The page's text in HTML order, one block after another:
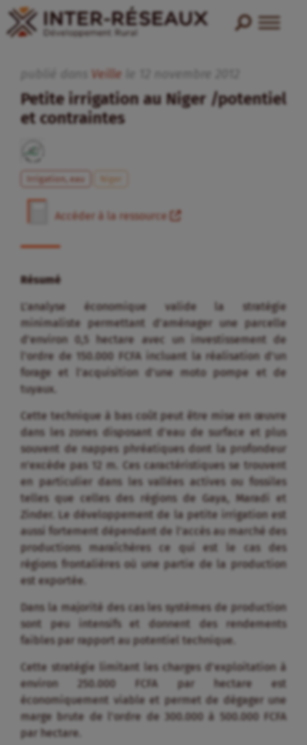
Veille
Petite irrigation au Niger /potentiel
et contraintes
Irrigation, eau Niger
Accéder à la ressource
Résumé
L’analyse économique valide la stratégie
minimaliste permettant d’aménager une parcelle
d’environ 0,5 hectare avec un investissement de
l’ordre de 150.000 FCFA incluant la réalisation d’un
forage et l’acquisition d’une moto pompe et de
tuyaux.
Cette technique à bas coût peut être mise en œuvre
dans les zones disposant d’eau de surface et plus
souvent de nappes phréatiques dont la profondeur
n’excède pas 12 m. Ces caractéristiques se trouvent
en particulier dans les vallées actives ou fossiles
telles que celles des régions de Gaya, Maradi et
Zinder. Le développement de la petite irrigation est
aussi fortement dépendant de l’accès au marché des
productions maraîchères ce qui est le cas des
régions frontalières où une partie de la production
est exportée.
Dans la majorité des cas les systèmes de production
sont peu intensifs et donnent des rendements
faibles par rapport au potentiel technique.
Cette stratégie limitant les charges d’exploitation à
environ 250.000 FCFA par hectare est
économiquement viable et permet de dégager une
marge brute de l’ordre de 300.000 à 500.000 FCFA
par hectare.